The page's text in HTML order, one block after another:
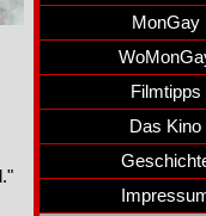
MonGay
Filmtipps
Das Kino